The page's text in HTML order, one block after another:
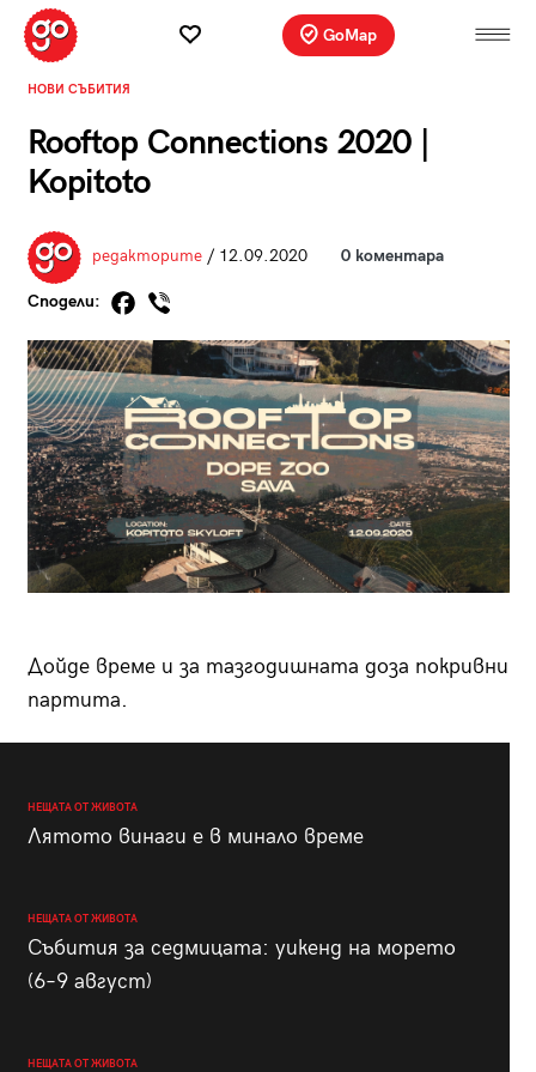
GoMap
НОВИ СЪБИТИЯ
Rooftop Connections 2020 |
Kopitoto
редакторите/ 12.09.2020 0 коментара
Сподели:
Дойде време и за тазгодишната доза покривни
партита.
НЕЩАТА ОТ ЖИВОТА
Лятото винаги е в минало време
НЕЩАТА ОТ ЖИВОТА
Събития за седмицата: уикенд на морето
(6–9 август)
НЕЩАТА ОТ ЖИВОТА